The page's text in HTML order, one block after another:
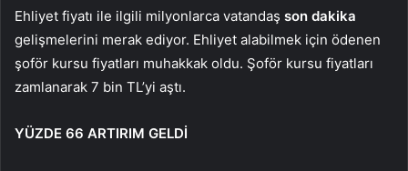
Ehliyet fiyatı ile ilgili milyonlarca vatandaş son dakika
gelişmelerini merak ediyor. Ehliyet alabilmek için ödenen
şoför kursu fiyatları muhakkak oldu. Şoför kursu fiyatları
zamlanarak 7 bin TL’yi aştı.
YÜZDE 66 ARTIRIM GELDİ